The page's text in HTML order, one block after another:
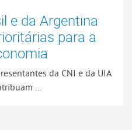
e da Argentina
para a
da CNI e da UIA
...